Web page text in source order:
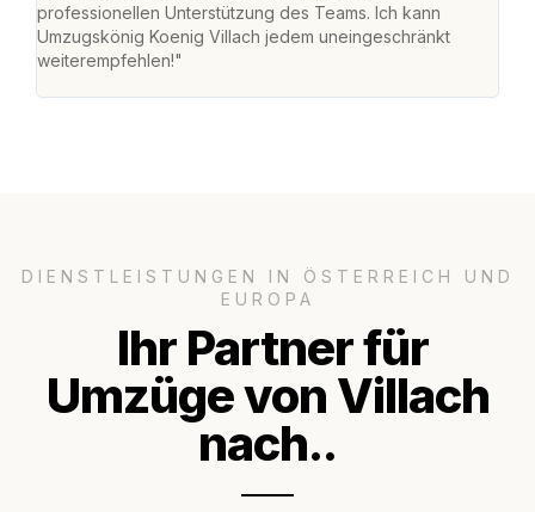
professionellen Unterstützung des Teams. Ich kann
Umzugskönig Koenig Villach jedem uneingeschränkt
weiterempfehlen!"
DIENSTLEISTUNGEN IN ÖSTERREICH UND
EUROPA
Ihr Partner für
Umzüge von Villach
nach..